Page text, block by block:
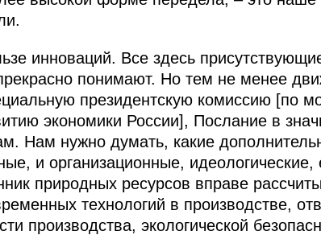
инноваций. Все здесь
понимают. Но тем не менее
президентскую комиссию [по
экономики России], Послание в
Нам нужно думать, какие
и организационные,
природных ресурсов вправе
технологий в производстве,
производства, экологической